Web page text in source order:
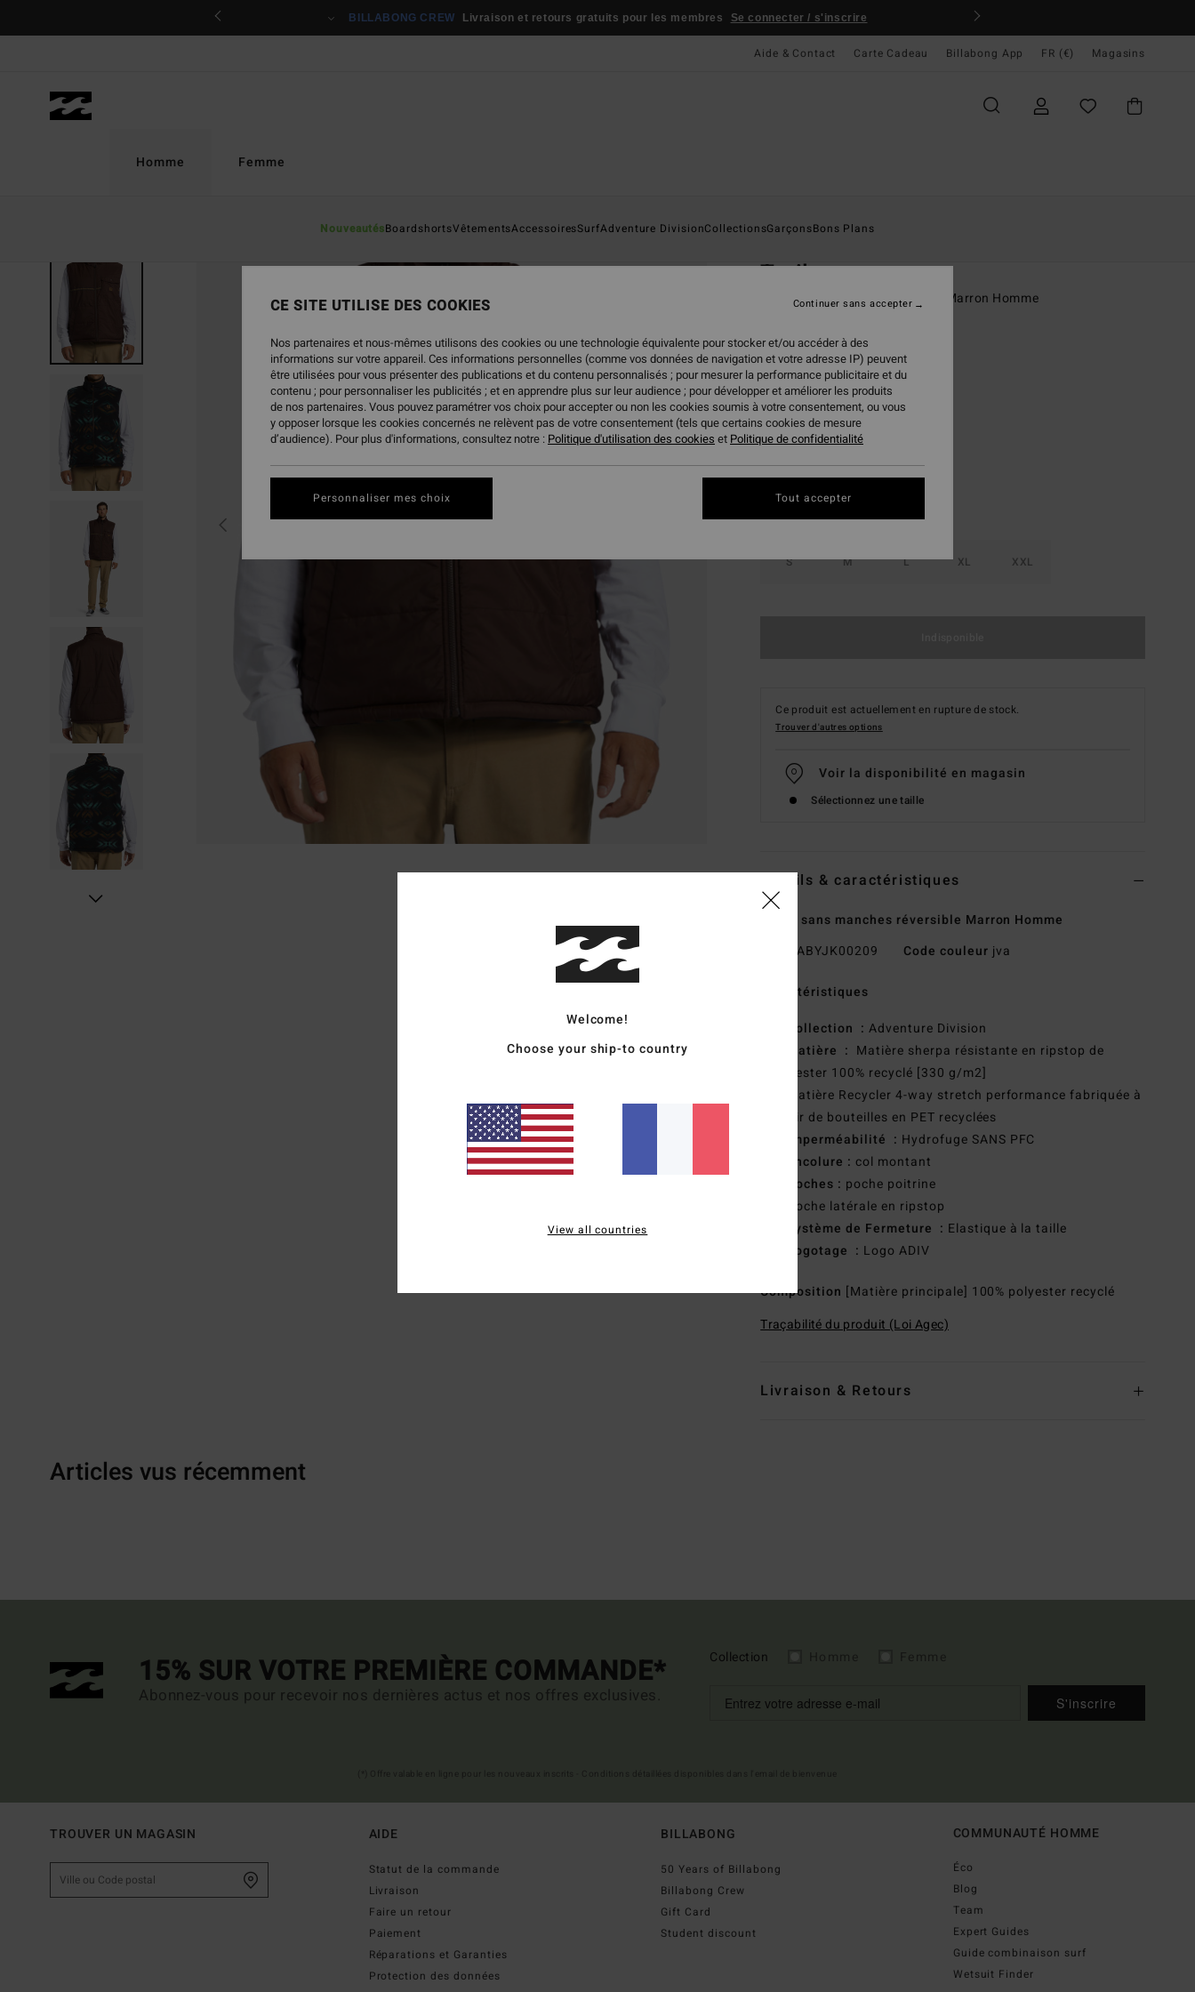
BILLABONG CREW Livraison et retours gratuits pour les membres Se connecter / s'inscrire
Aide & Contact Carte Cadeau Billabong App FR (€) Magasins
Homme
NouveautésBoardshortsVêtementsAccessoiresSurfAdventure DivisionCollectionsGarçonsBons Plans
Femme
RUPTURE DE STOCK
Trail
Veste sans manches réversible Marron Homme
ECO-BONUS
99,95 €
CouleurJava
S M L XL XXL
Ce produit est actuellement en rupture de stock.
Trouver d'autres options
Voir la disponibilité en magasin
Sélectionnez une taille
Details & caractéristiques
Veste sans manches réversible Marron Homme
ABYJK00209 Code couleur jva
Caractéristiques
Collection : Adventure Division
Matière : Matière sherpa résistante en ripstop de
polyester 100% recyclé [330 g/m2]
Matière Recycler 4-way stretch performance fabriquée à
partir de bouteilles en PET recyclées
Imperméabilité : Hydrofuge SANS PFC
Encolure : col montant
Poches : poche poitrine
Poche latérale en ripstop
Système de Fermeture : Elastique à la taille
Logotage : Logo ADIV
Composition [Matière principale] 100% polyester recyclé
Traçabilité du produit (Loi Agec)
Livraison & Retours
Articles vus récemment
15% SUR VOTRE PREMIÈRE COMMANDE*
Abonnez-vous pour recevoir nos dernières actus et nos offres exclusives.
Collection
S'inscrire
TROUVER UN MAGASIN AIDE
Statut de la commande
Livraison
Faire un retour
Paiement
Réparations et Garanties
Protection des données
BILLABONG
50 Years of Billabong
Billabong Crew
Gift Card
Student discount
COMMUNAUTÉ HOMME
Éco
Blog
Team
Expert Guides
Guide combinaison surf
Wetsuit Finder
Welcome!
Choose your ship-to country
View all countries
CE SITE UTILISE DES COOKIES
Nos partenaires et nous-mêmes utilisons des cookies ou une technologie équivalente pour stocker et/ou accéder à des
informations sur votre appareil. Ces informations personnelles (comme vos données de navigation et votre adresse IP) peuvent
être utilisées pour vous présenter des publications et du contenu personnalisés ; pour mesurer la performance publicitaire et du
contenu ; pour personnaliser les publicités ; et en apprendre plus sur leur audience ; pour développer et améliorer les produits
de nos partenaires. Vous pouvez paramétrer vos choix pour accepter ou non les cookies soumis à votre consentement, ou vous
y opposer lorsque les cookies concernés ne relèvent pas de votre consentement (tels que certains cookies de mesure
d’audience). Pour plus d'informations, consultez notre : Politique d'utilisation des cookies et Politique de confidentialité
Personnaliser mes choix
Continuer sans accepter
Tout accepter